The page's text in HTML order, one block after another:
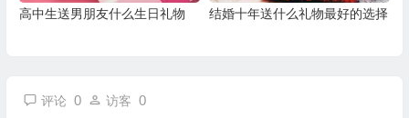
高中生送男朋友什么生日礼物 结婚十年送什么礼物最好的选择
评论 0 访客 0